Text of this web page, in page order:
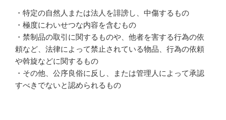
・特定の自然人または法人を誹謗し、中傷するもの
・極度にわいせつな内容を含むもの
・禁制品の取引に関するものや、他者を害する行為の依
頼など、法律によって禁止されている物品、行為の依頼
や斡旋などに関するもの
・その他、公序良俗に反し、または管理人によって承認
すべきでないと認められるもの